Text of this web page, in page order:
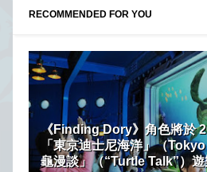
RECOMMENDED FOR YOU
《Finding Dory》角色將於
「東京迪士尼海洋」（
龜漫談」（“Turtle Talk”）